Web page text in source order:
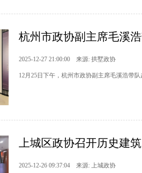
杭州市政协副主席毛溪
2025-12-27 21:00:00 来源: 拱墅政协
12月25日下午，杭州市政协副主席毛溪浩带
上城区政协召开历史建
2025-12-26 09:37:04 来源: 上城政协